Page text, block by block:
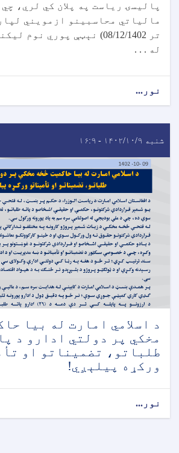
پالیسۍ ریاست په پلان کي لري،
تر 08/12/1402) نېټې پوري
له . . .
نور...
شنبه ۱۴۰۲/۱۰/۹ - ۱۶:۹
د اسلامي امارت له بیا
مخکي پر دولتي ادارو د
طلباتو، تضمیناتو او
ورکړه پیلېږي!
نور...